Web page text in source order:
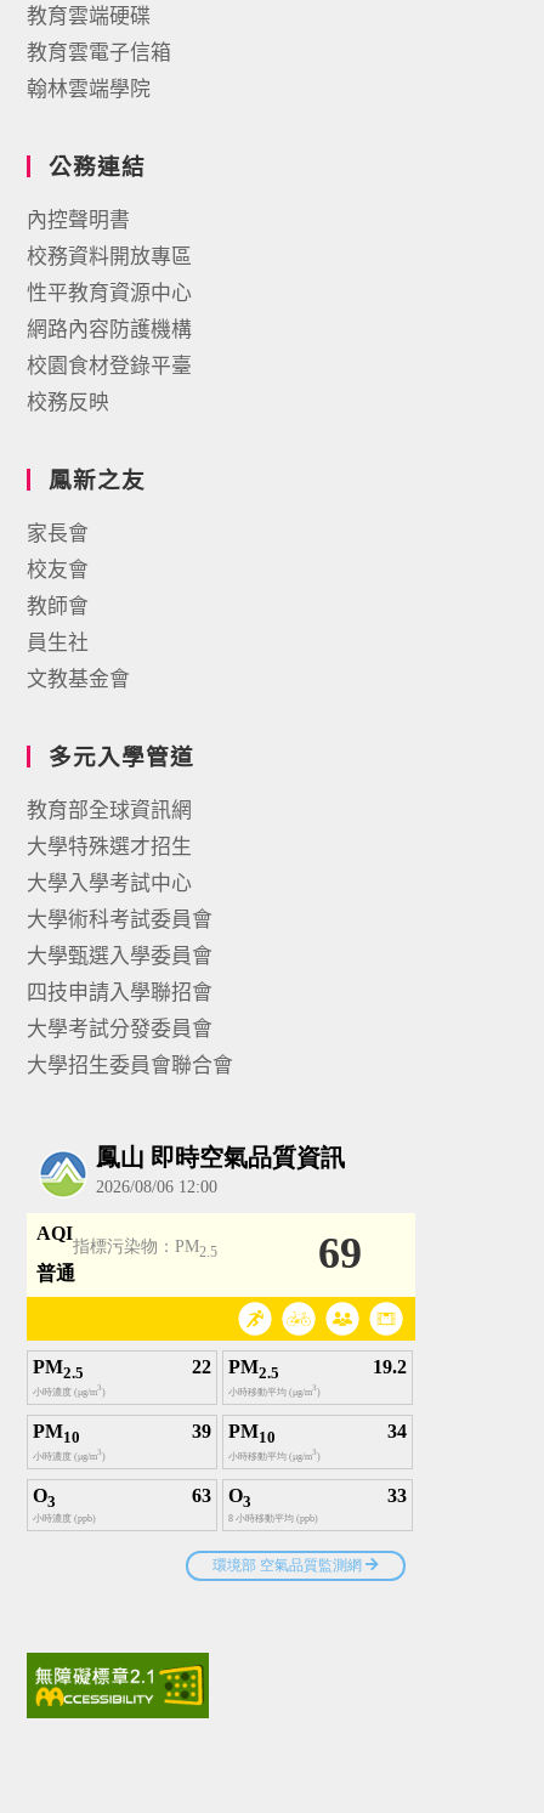
教育雲端硬碟
教育雲電子信箱
翰林雲端學院
公務連結
內控聲明書
校務資料開放專區
性平教育資源中心
網路內容防護機構
校園食材登錄平臺
校務反映
鳳新之友
家長會
校友會
教師會
員生社
文教基金會
多元入學管道
教育部全球資訊網
大學特殊選才招生
大學入學考試中心
大學術科考試委員會
大學甄選入學委員會
四技申請入學聯招會
大學考試分發委員會
大學招生委員會聯合會